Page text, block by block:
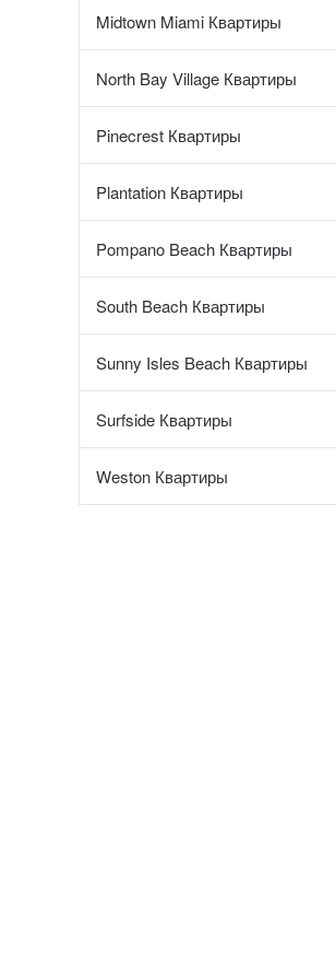
Midtown Miami Квартиры
North Bay Village Квартиры
Pinecrest Квартиры
Plantation Квартиры
Pompano Beach Квартиры
South Beach Квартиры
Sunny Isles Beach Квартиры
Surfside Квартиры
Weston Квартиры